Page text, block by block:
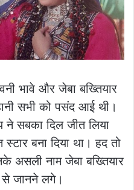
भावे और जेबा बख्त‍ियार
सभी को पसंद आई थी।
ने सबका दिल जीत लिया
बना दिया था। हद तो
असली नाम जेबा बख्त‍ियार
से जानने लगे।